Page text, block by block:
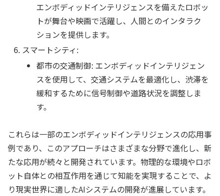
エンボディッドインテリジェンスを備えたロボッ
トが舞台や映画で活躍し、人間とのインタラク
ションを提供します。
スマートシティ:
都市の交通制御: エンボディッドインテリジェン
スを使用して、交通システムを最適化し、渋滞を
緩和するために信号制御や道路状況を調整しま
す。
これらは一部のエンボディッドインテリジェンスの応用事
例であり、このアプローチはさまざまな分野で進化し、新
たな応用が続々と開発されています。物理的な環境やロボ
ット自体との相互作用を通じて知能を実現することで、よ
り現実世界に適したAIシステムの開発が進展しています。